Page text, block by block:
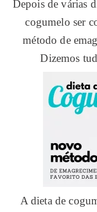
Depois de várias
cogumelo ser
método de
Dizemos
A dieta de